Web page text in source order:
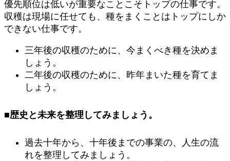
優先順位は低いが重要なことこそトップの仕事です。
収穫は現場に任せても、種をまくことはトップにしか
できない仕事です。
三年後の収穫のために、今まくべき種を決めま
しょう。
二年後の収穫のために、昨年まいた種を育てま
しょう。
■歴史と未来を整理してみましょう。
過去十年から、十年後までの事業の、人生の流
れを整理してみましょう。